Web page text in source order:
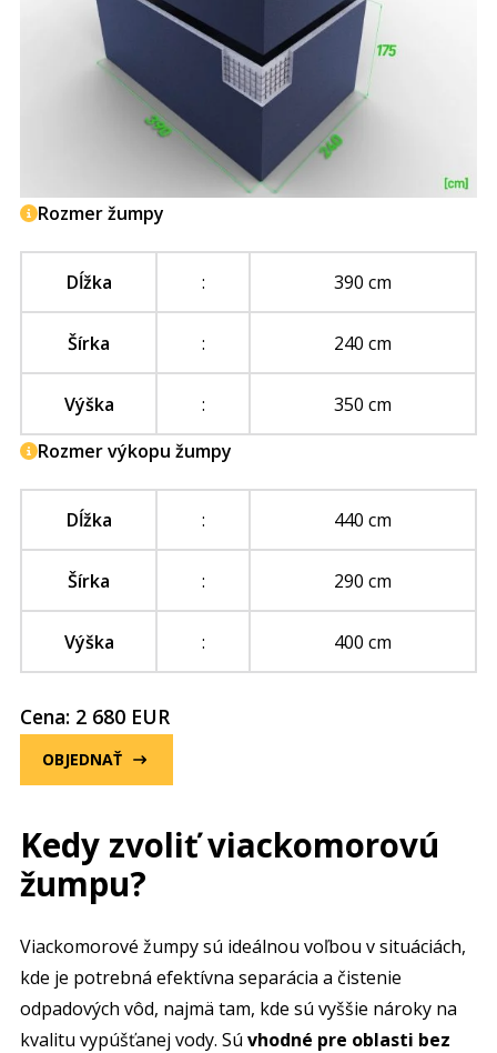
Rozmer žumpy
Dĺžka : 390 cm
Šírka : 240 cm
Výška :
350 cm
Rozmer výkopu žumpy
Dĺžka : 440 cm
Šírka : 290 cm
Výška : 400 cm
Cena: 2 680 EUR
OBJEDNAŤ
Kedy zvoliť viackomorovú
žumpu?
Viackomorové žumpy sú ideálnou voľbou v situáciách,
kde je potrebná efektívna separácia a čistenie
odpadových vôd, najmä tam, kde sú vyššie nároky na
kvalitu vypúšťanej vody. Sú vhodné pre oblasti bez